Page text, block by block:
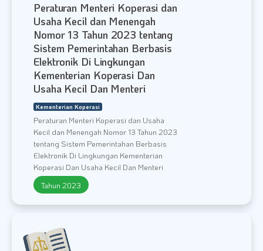
Peraturan Menteri Koperasi dan
Usaha Kecil dan Menengah
Nomor 13 Tahun 2023 tentang
Sistem Pemerintahan Berbasis
Elektronik Di Lingkungan
Kementerian Koperasi Dan
Usaha Kecil Dan Menteri
Kementerian Koperasi
Peraturan Menteri Koperasi dan Usaha
Kecil dan Menengah Nomor 13 Tahun 2023
tentang Sistem Pemerintahan Berbasis
Elektronik Di Lingkungan Kementerian
Koperasi Dan Usaha Kecil Dan Menteri
Tahun 2023